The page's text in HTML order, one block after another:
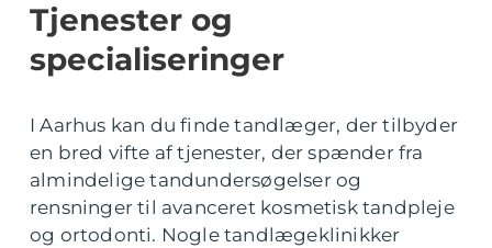
Tjenester og
specialiseringer
I Aarhus kan du finde tandlæger, der tilbyder
en bred vifte af tjenester, der spænder fra
almindelige tandundersøgelser og
rensninger til avanceret kosmetisk tandpleje
og ortodonti. Nogle tandlægeklinikker